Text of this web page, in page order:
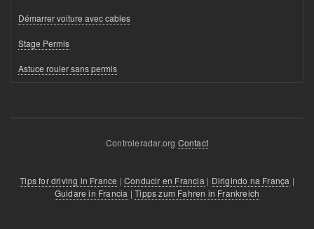
Démarrer voiture avec cables
Stage Permis
Astuce rouler sans permis
Controleradar.org Contact
Tips for driving in France |Conducir en Francia | Dirigindo na França |
Guidare in Francia |Tipps zum Fahren in Frankreich